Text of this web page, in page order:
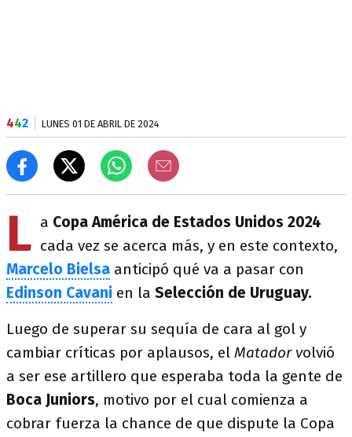
442 LUNES 01 DE ABRIL DE 2024
L a Copa América de Estados Unidos 2024
cada vez se acerca más, y en este contexto,
Marcelo Bielsa anticipó qué va a pasar con
Edinson Cavani en la Selección de Uruguay.
Luego de superar su sequía de cara al gol y
cambiar críticas por aplausos, el Matador volvió
a ser ese artillero que esperaba toda la gente de
Boca Juniors, motivo por el cual comienza a
cobrar fuerza la chance de que dispute la Copa